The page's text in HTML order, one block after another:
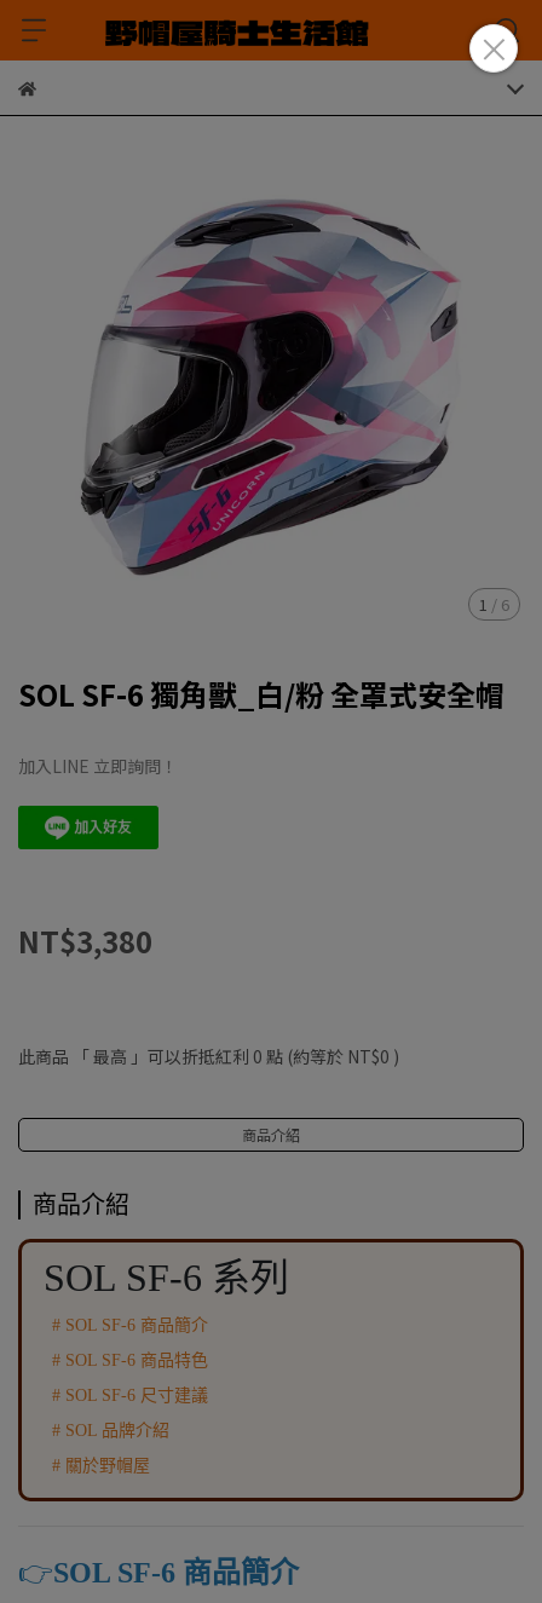
1 / 6
SOL SF-6 獨角獸_白/粉 全罩式安全帽
加入LINE 立即詢問！
NT$3,380
此商品 「 最高 」可以折抵紅利 0 點 (約等於 NT$0 )
商品介紹
商品介紹
SOL SF-6 系列
# SOL SF-6 商品簡介
# SOL SF-6 商品特色
# SOL SF-6 尺寸建議
# SOL 品牌介紹
# 關於野帽屋
👉️SOL SF-6 商品簡介